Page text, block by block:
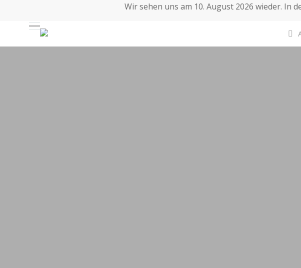
content
Wir sehen uns am 10. August 2026 wieder. In
Auswahl